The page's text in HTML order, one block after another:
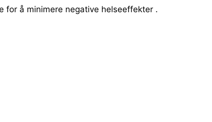
for å minimere negative helseeffekter .